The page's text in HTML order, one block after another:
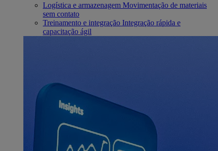
Logística e armazenagem Movimentação de materiais
sem contato
Treinamento e integração Integração rápida e
capacitação ágil